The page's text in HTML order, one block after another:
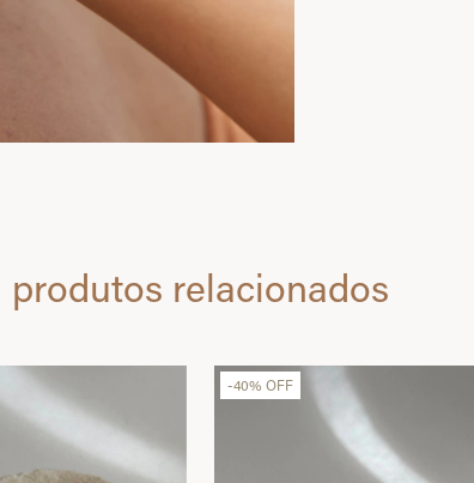
produtos relacionados
-40% OFF